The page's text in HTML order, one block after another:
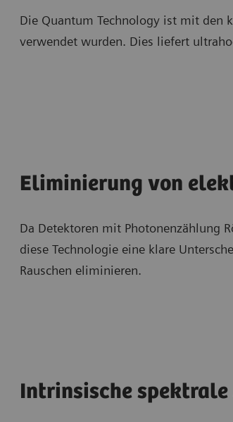
Die Quantum Technology ist mit den
verwendet wurden. Dies liefert
Eliminierung von
Da Detektoren mit Photonenzählung
diese Technologie eine klare
Rauschen eliminieren.
Intrinsische